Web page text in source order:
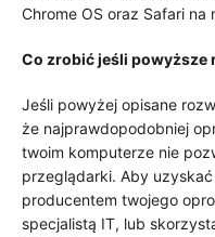
Chrome OS oraz Safari na
Co zrobić jeśli powyższe
Jeśli powyżej opisane
że najprawdopodobniej
twoim komputerze nie
przeglądarki. Aby
producentem twojego
specjalistą IT, lub